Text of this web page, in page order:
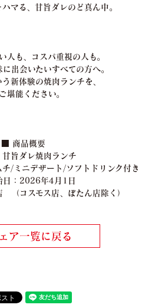
マる、甘旨ダレのど真ん中。
人も、コスパ重視の人も。
出会いたいすべての方へ。
新体験の焼肉ランチを、
堪能ください。
■ 商品概要
甘旨ダレ焼肉ランチ
/ミニデザート/ソフトドリンク付き
日：2026年4月1日
（コスモス店、ぼたん店除く）
ア一覧に戻る